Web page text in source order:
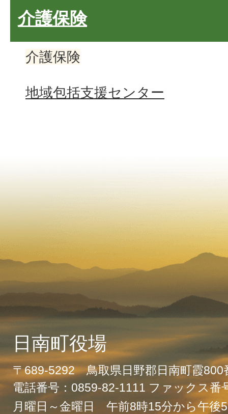
介護保険
介護保険
地域包括支援センター
日南町役場
〒689-5292 鳥取県日野郡日南町霞800
電話番号：0859-82-1111 ファックス番
月曜日～金曜日 午前8時15分から午後